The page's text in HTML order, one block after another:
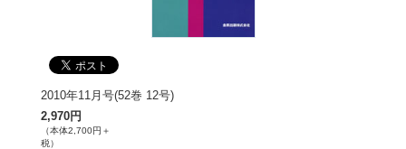
2010年11月号(52巻 12号)
2,970円
（本体2,700円＋
税）